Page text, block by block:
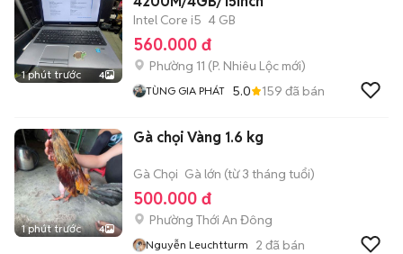
1 phút trước 4
Intel Core i5 4 GB
560.000 đ
Phường 11 (P. Nhiêu Lộc mới)
TÙNG GIA PHÁT 5.0 159 đã bán
1 phút trước 4
Gà chọi Vàng 1.6 kg
Gà Chọi Gà lớn (từ 3 tháng tuổi)
500.000 đ
Phường Thới An Đông
Nguyễn Leuchtturm 2 đã bán